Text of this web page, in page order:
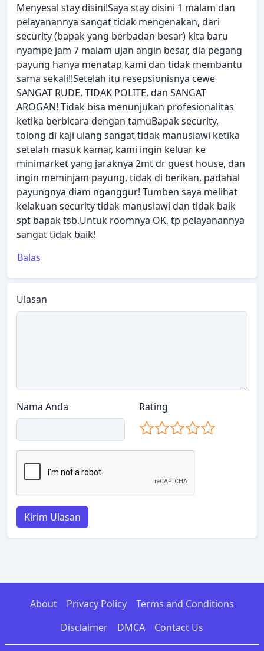
Menyesal stay disini!Saya stay disini 1 malam dan
pelayanannya sangat tidak mengenakan, dari
security (bapak yang berbadan besar) kita baru
nyampe jam 7 malam ujan angin besar, dia pegang
payung hanya menatap kami dan tidak membantu
sama sekali!!Setelah itu resepsionisnya cewe
SANGAT RUDE, TIDAK POLITE, dan SANGAT
AROGAN! Tidak bisa menunjukan profesionalitas
ketika berbicara dengan tamuBapak security,
tolong di kaji ulang sangat tidak manusiawi ketika
setelah masuk kamar, kami ingin keluar ke
minimarket yang jaraknya 2mt dr guest house, dan
ingin meminjam payung, tidak di berikan, padahal
payungnya diam nganggur! Tumben saya melihat
kelakuan security tidak manusiawi dan tidak baik
spt bapak tsb.Untuk roomnya OK, tp pelayanannya
sangat tidak baik!
Balas
Ulasan
Nama Anda Rating
Kirim Ulasan
About Privacy Policy
Terms and Conditions
Disclaimer
DMCA Contact Us